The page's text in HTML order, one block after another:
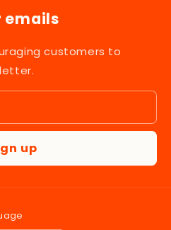
emails
customers to
up